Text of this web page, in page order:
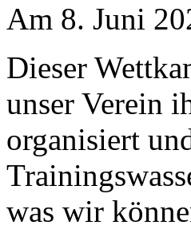
Am 8. Juni
Dieser
unser Verein
organisiert
was wir